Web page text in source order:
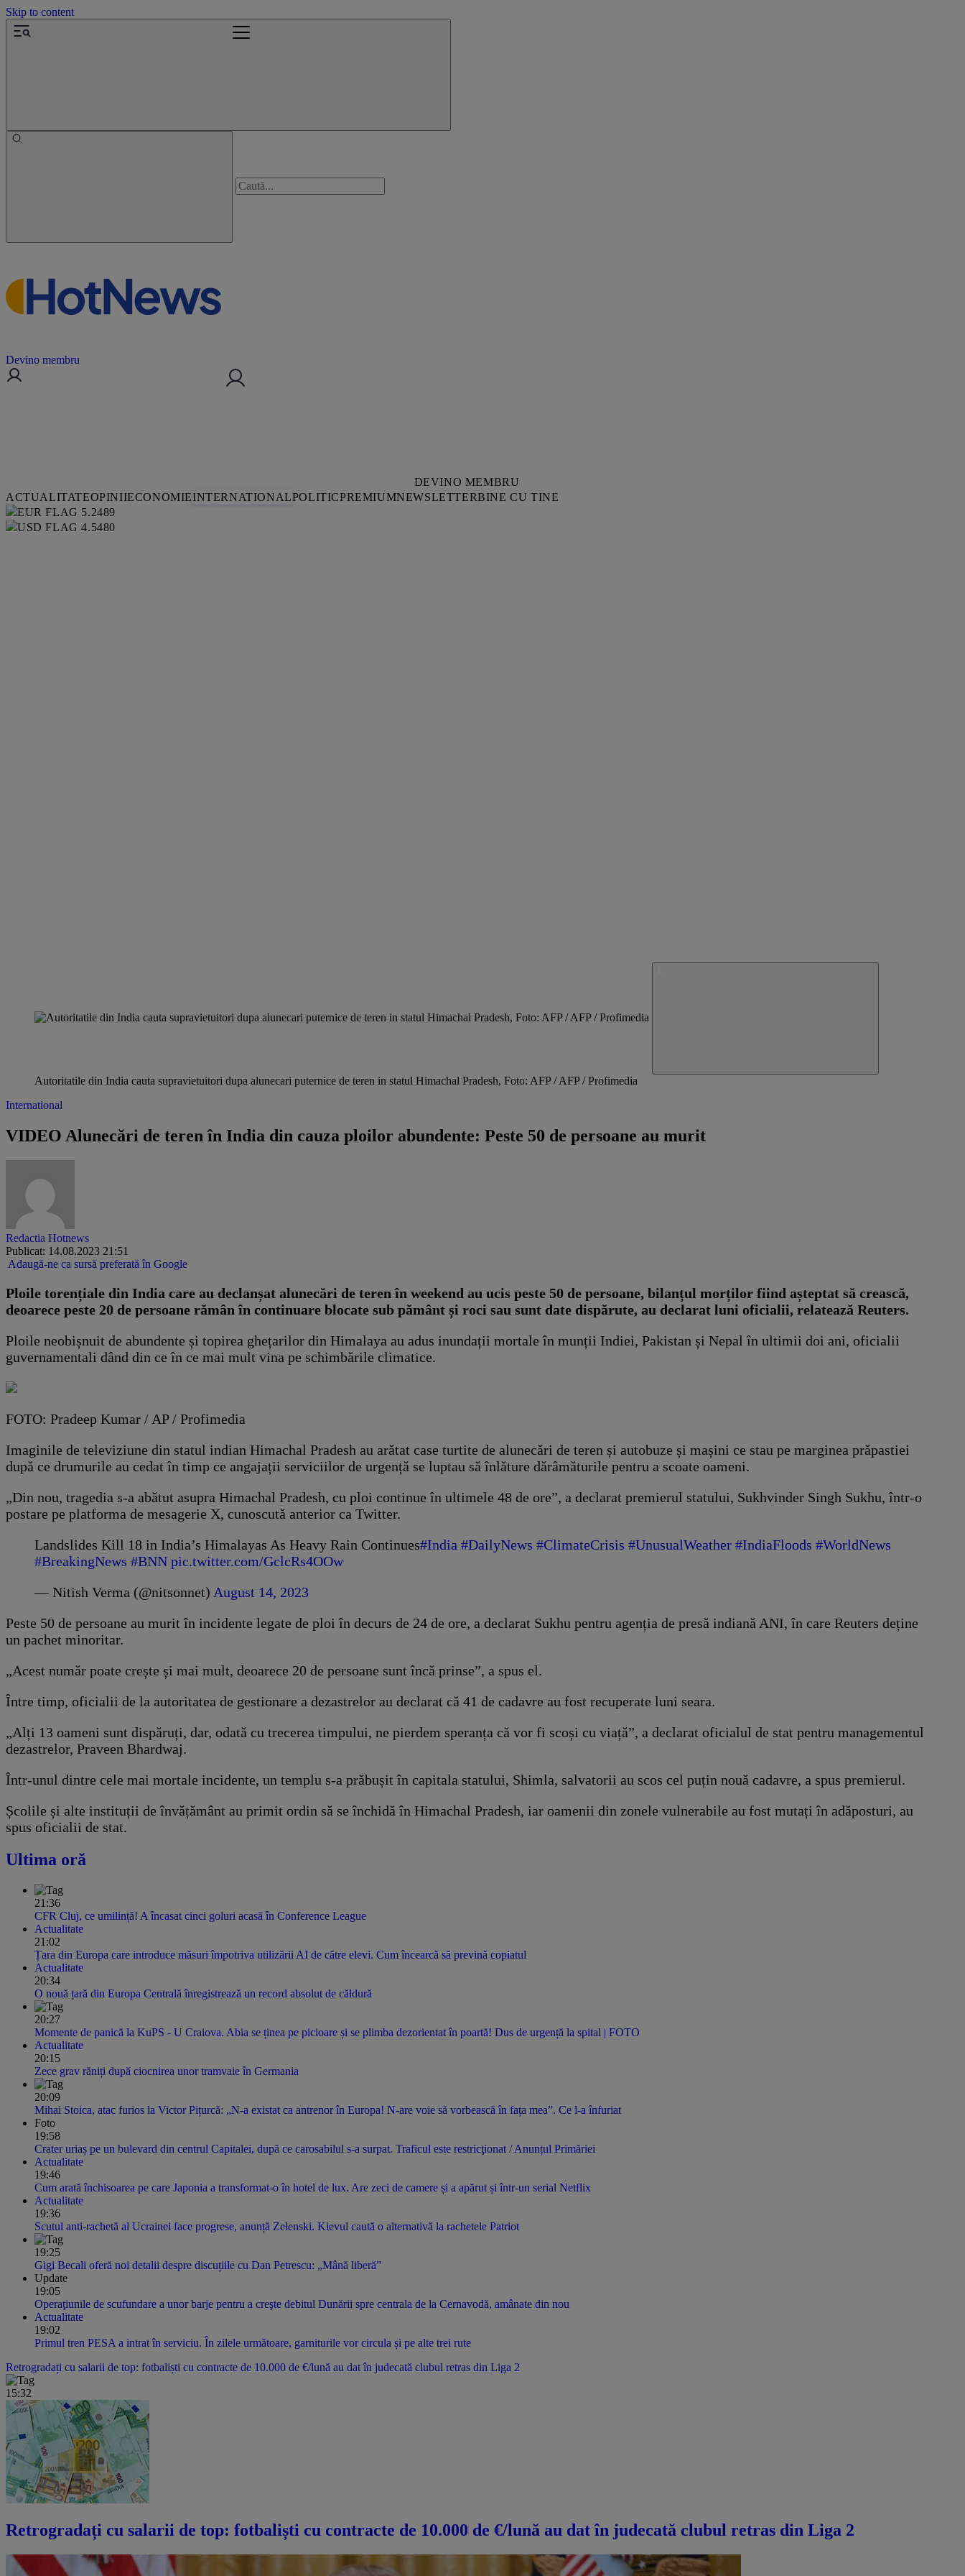
Skip to content
Devino membru
DEVINO MEMBRU
ACTUALITATEOPINIIECONOMIEINTERNATIONALPOLITICPREMIUMNEWSLETTERBINE CU TINE
5.2489
4.5480
Autoritatile din India cauta supravietuitori dupa alunecari puternice de teren in statul Himachal Pradesh, Foto: AFP / AFP / Profimedia
International
VIDEO Alunecări de teren în India din cauza ploilor abundente: Peste 50 de persoane au murit
Redactia Hotnews
Publicat: 14.08.2023 21:51
Adaugă-ne ca sursă preferată în Google
Ploile torențiale din India care au declanșat alunecări de teren în weekend au ucis peste 50 de persoane, bilanțul morților fiind așteptat să crească,
deoarece peste 20 de persoane rămân în continuare blocate sub pământ și roci sau sunt date dispărute, au declarat luni oficialii, relatează Reuters.
Ploile neobișnuit de abundente și topirea ghețarilor din Himalaya au adus inundații mortale în munții Indiei, Pakistan și Nepal în ultimii doi ani, oficialii
guvernamentali dând din ce în ce mai mult vina pe schimbările climatice.
FOTO: Pradeep Kumar / AP / Profimedia
Imaginile de televiziune din statul indian Himachal Pradesh au arătat case turtite de alunecări de teren și autobuze și mașini ce stau pe marginea prăpastiei
după ce drumurile au cedat în timp ce angajații serviciilor de urgență se luptau să înlăture dărâmăturile pentru a scoate oameni.
„Din nou, tragedia s-a abătut asupra Himachal Pradesh, cu ploi continue în ultimele 48 de ore”, a declarat premierul statului, Sukhvinder Singh Sukhu, într-o
postare pe platforma de mesagerie X, cunoscută anterior ca Twitter.
Landslides Kill 18 in India’s Himalayas As Heavy Rain Continues#India #DailyNews #ClimateCrisis #UnusualWeather #IndiaFloods #WorldNews
#BreakingNews #BNN pic.twitter.com/GclcRs4OOw
— Nitish Verma (@nitsonnet) August 14, 2023
Peste 50 de persoane au murit în incidente legate de ploi în decurs de 24 de ore, a declarat Sukhu pentru agenția de presă indiană ANI, în care Reuters deține
un pachet minoritar.
„Acest număr poate crește și mai mult, deoarece 20 de persoane sunt încă prinse”, a spus el.
Între timp, oficialii de la autoritatea de gestionare a dezastrelor au declarat că 41 de cadavre au fost recuperate luni seara.
„Alți 13 oameni sunt dispăruți, dar, odată cu trecerea timpului, ne pierdem speranța că vor fi scoși cu viață”, a declarat oficialul de stat pentru managementul
dezastrelor, Praveen Bhardwaj.
Într-unul dintre cele mai mortale incidente, un templu s-a prăbușit în capitala statului, Shimla, salvatorii au scos cel puțin nouă cadavre, a spus premierul.
Școlile și alte instituții de învățământ au primit ordin să se închidă în Himachal Pradesh, iar oamenii din zonele vulnerabile au fost mutați în adăposturi, au
spus oficialii de stat.
Ultima oră
21:36
CFR Cluj, ce umilință! A încasat cinci goluri acasă în Conference League
Actualitate
21:02
Țara din Europa care introduce măsuri împotriva utilizării AI de către elevi. Cum încearcă să prevină copiatul
Actualitate
20:34
O nouă țară din Europa Centrală înregistrează un record absolut de căldură
20:27
Momente de panică la KuPS - U Craiova. Abia se ținea pe picioare și se plimba dezorientat în poartă! Dus de urgență la spital | FOTO
Actualitate
20:15
Zece grav răniți după ciocnirea unor tramvaie în Germania
20:09
Mihai Stoica, atac furios la Victor Pițurcă: „N-a existat ca antrenor în Europa! N-are voie să vorbească în fața mea”. Ce l-a înfuriat
Foto
19:58
Crater uriaș pe un bulevard din centrul Capitalei, după ce carosabilul s-a surpat. Traficul este restricţionat / Anunțul Primăriei
Actualitate
19:46
Cum arată închisoarea pe care Japonia a transformat-o în hotel de lux. Are zeci de camere și a apărut și într-un serial Netflix
Actualitate
19:36
Scutul anti-rachetă al Ucrainei face progrese, anunță Zelenski. Kievul caută o alternativă la rachetele Patriot
19:25
Gigi Becali oferă noi detalii despre discuțiile cu Dan Petrescu: „Mână liberă”
Update
19:05
Operaţiunile de scufundare a unor barje pentru a creşte debitul Dunării spre centrala de la Cernavodă, amânate din nou
Actualitate
19:02
Primul tren PESA a intrat în serviciu. În zilele următoare, garniturile vor circula și pe alte trei rute
Retrogradați cu salarii de top: fotbaliști cu contracte de 10.000 de €/lună au dat în judecată clubul retras din Liga 2
15:32
Retrogradați cu salarii de top: fotbaliști cu contracte de 10.000 de €/lună au dat în judecată clubul retras din Liga 2